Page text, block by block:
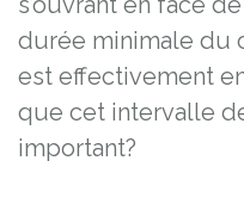
durée minimale du
est effectivement
que cet intervalle
important?